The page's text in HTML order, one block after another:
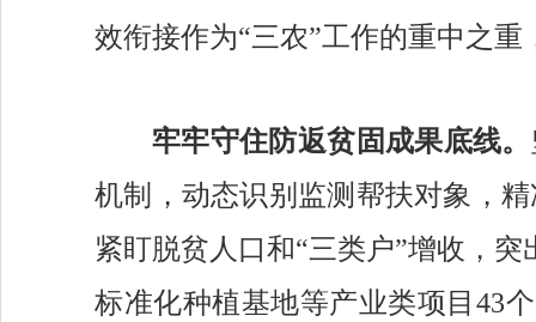
效衔接作为“三农”工作的重中之
牢牢守住防返贫固成果底线。
机制
， 动态识别 监测帮扶对象，
紧盯脱贫人口和“三类户”增收， 突
标准化种植基地等产业类项目 43